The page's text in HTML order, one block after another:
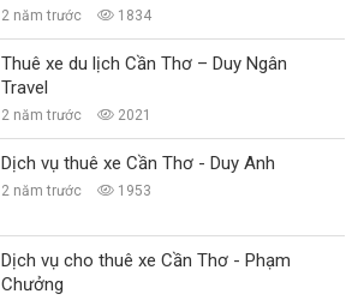
2 năm trước 1834
Thuê xe du lịch Cần Thơ – Duy Ngân
Travel
2 năm trước 2021
Dịch vụ thuê xe Cần Thơ - Duy Anh
2 năm trước 1953
Dịch vụ cho thuê xe Cần Thơ - Phạm
Chưởng